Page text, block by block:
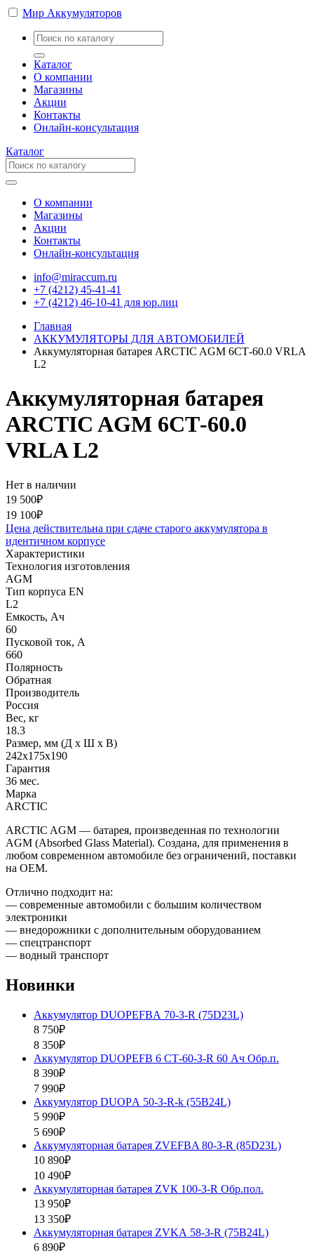
Мир Аккумуляторов
Каталог
О компании
Магазины
Акции
Контакты
Онлайн-консультация
Каталог
О компании
Магазины
Акции
Контакты
Онлайн-консультация
info@miraccum.ru
+7 (4212) 45-41-41
+7 (4212) 46-10-41 для юр.лиц
Главная
АККУМУЛЯТОРЫ ДЛЯ АВТОМОБИЛЕЙ
Аккумуляторная батарея ARCTIC AGM 6СТ-60.0 VRLA
L2
Аккумуляторная батарея
ARCTIC AGM 6СТ-60.0
VRLA L2
Нет в наличии
19 500₽
19 100₽
Цена действительна при сдаче старого аккумулятора в
идентичном корпусе
Характеристики
Технология изготовления
AGM
Тип корпуса EN
L2
Емкость, Ач
60
Пусковой ток, А
660
Полярность
Обратная
Производитель
Россия
Вес, кг
18.3
Размер, мм (Д x Ш x В)
242x175x190
Гарантия
36 мес.
Марка
ARCTIC
ARCTIC AGM — батарея, произведенная по технологии
AGM (Absorbed Glass Material). Создана, для применения в
любом современном автомобиле без ограничений, поставки
на ОЕМ.
Отлично подходит на:
— современные автомобили с большим количеством
электроники
— внедорожники с дополнительным оборудованием
— спецтранспорт
— водный транспорт
Новинки
Аккумулятор DUOPEFBА 70-З-R (75D23L)
8 750₽
8 350₽
Аккумулятор DUOPEFB 6 СТ-60-З-R 60 Ач Обр.п.
8 390₽
7 990₽
Аккумулятор DUOPА 50-З-R-k (55B24L)
5 990₽
5 690₽
Аккумуляторная батарея ZVEFBA 80-З-R (85D23L)
10 890₽
10 490₽
Аккумуляторная батарея ZVК 100-З-R Обр.пол.
13 950₽
13 350₽
Аккумуляторная батарея ZVKА 58-З-R (75B24L)
6 890₽